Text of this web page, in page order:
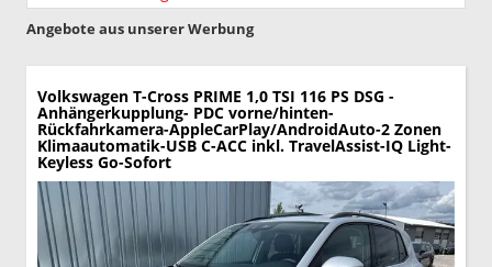
Angebote aus unserer Werbung
Volkswagen T-Cross PRIME 1,0 TSI 116 PS DSG -
Anhängerkupplung- PDC vorne/hinten-
Rückfahrkamera-AppleCarPlay/AndroidAuto-2 Zonen
Klimaautomatik-USB C-ACC inkl. TravelAssist-IQ Light-
Keyless Go-Sofort